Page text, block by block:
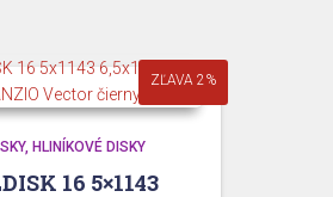
ZĽAVA 2%
HLINÍKOVÉ DISKY
16 5×1143